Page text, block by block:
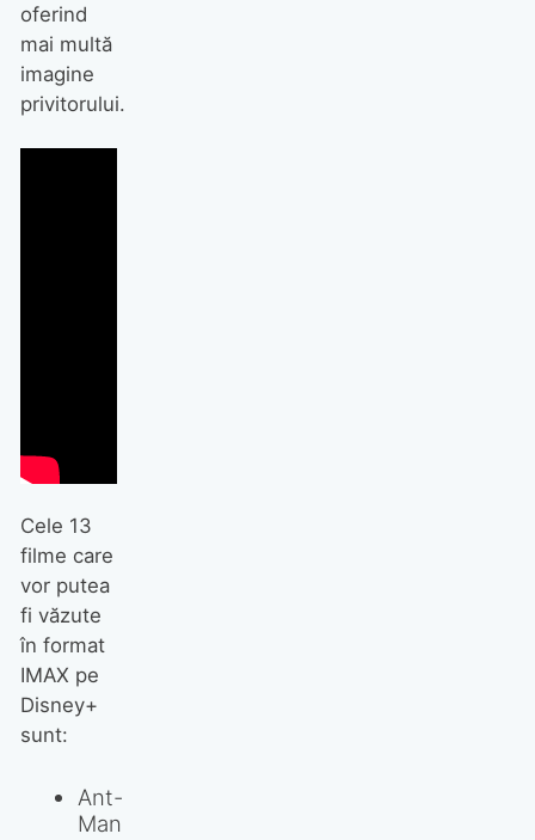
oferind
mai multă
imagine
privitorului.
Cele 13
filme care
vor putea
fi văzute
în format
IMAX pe
Disney+
sunt:
Ant-
Man